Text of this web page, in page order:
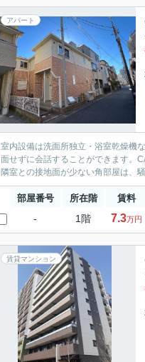
アパート
室内設備は洗面所独立・浴室乾燥機
面せずに会話することができます。
隣室との接地面が少ない角部屋は、
部屋番号 所在階 賃料
- 1階 7.3万円
賃貸マンション